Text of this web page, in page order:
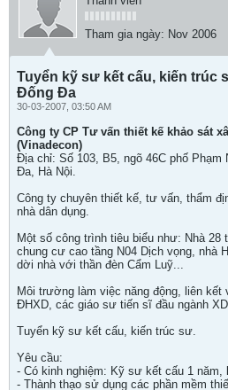
Tham gia ngày: Nov 2006
Tuyển kỹ sư kết cấu, kiến trúc
Đống Đa
30-03-2007, 03:50 AM
Công ty CP Tư vấn thiết kế khảo sát
(Vinadecon)
Địa chỉ: Số 103, B5, ngõ 46C phố
Đa, Hà Nội.
Công ty chuyên thiết kế, tư vấn, thẩm
nhà dân dụng.
Một số công trình tiêu biểu như: Nhà 28
chung cư cao tầng N04 Dịch vọng, nhà
dời nhà với thần đèn Cẩm Luỹ...
Môi trường làm việc năng động, liên
ĐHXD, các giáo sư tiến sĩ đầu ngành
Tuyển kỹ sư kết cấu, kiến trúc sư.
Yêu cầu:
- Có kinh nghiệm: Kỹ sư kết cấu 1 năm,
- Thành thạo sử dụng các phần mềm